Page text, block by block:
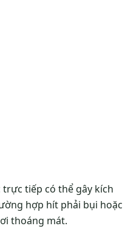
trực tiếp có thể gây kích
hợp hít phải bụi hoặc
thoáng mát.